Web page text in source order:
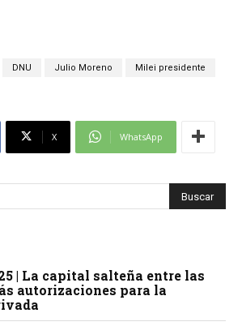
DNU Julio Moreno Milei presidente
X WhatsApp
| La capital salteña entre las
autorizaciones para la